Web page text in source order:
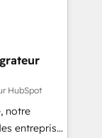
à
objectifs
HubSpot
notre
entreprises